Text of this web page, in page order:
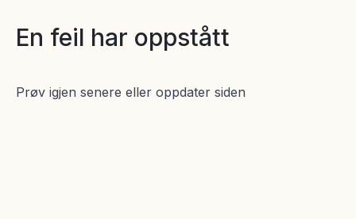
En feil har oppstått
Prøv igjen senere eller oppdater siden